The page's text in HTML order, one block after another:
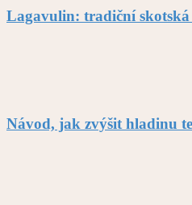
Lagavulin: tradiční
Návod, jak zvýšit hladinu